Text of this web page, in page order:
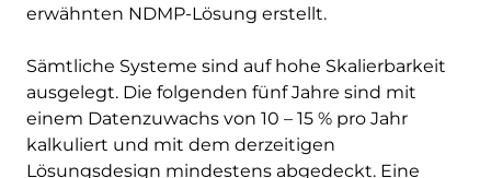
erwähnten NDMP-Lösung erstellt.
Sämtliche Systeme sind auf hohe Skalierbarkeit
ausgelegt. Die folgenden fünf Jahre sind mit
einem Datenzuwachs von 10 – 15 % pro Jahr
kalkuliert und mit dem derzeitigen
Lösungsdesign mindestens abgedeckt. Eine